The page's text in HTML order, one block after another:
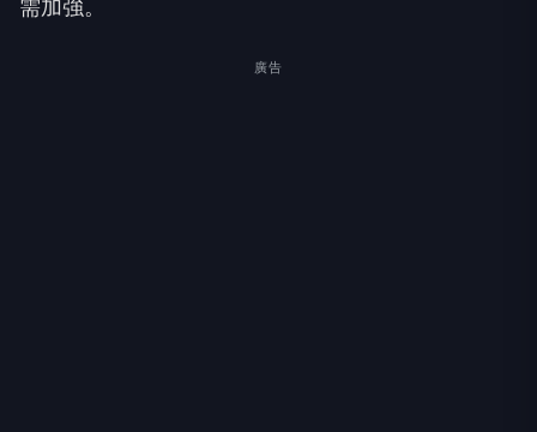
需加強。
廣告